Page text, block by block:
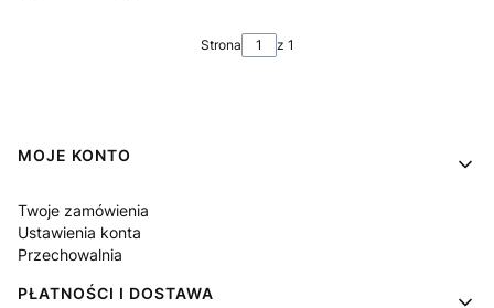
Strona z 1
Linki w stopce
MOJE KONTO
Twoje zamówienia
Ustawienia konta
Przechowalnia
PŁATNOŚCI I DOSTAWA